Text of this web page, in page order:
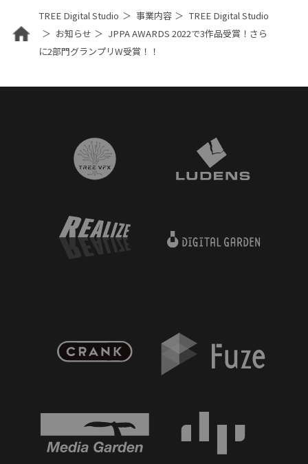
TREE Digital Studio 事業内容
TREE Digital Studio
お知らせ
JPPA AWARDS 2022で3作品受賞！さら
に2部門グランプリW受賞！！